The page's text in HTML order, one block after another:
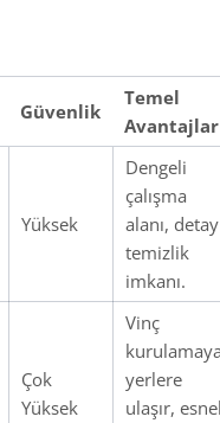
Güvenlik
Temel
Yüksek
Dengeli
çalışma
alanı,
temizlik
imkanı.
Çok
Yüksek
Vinç
yerlere
ulaşır,